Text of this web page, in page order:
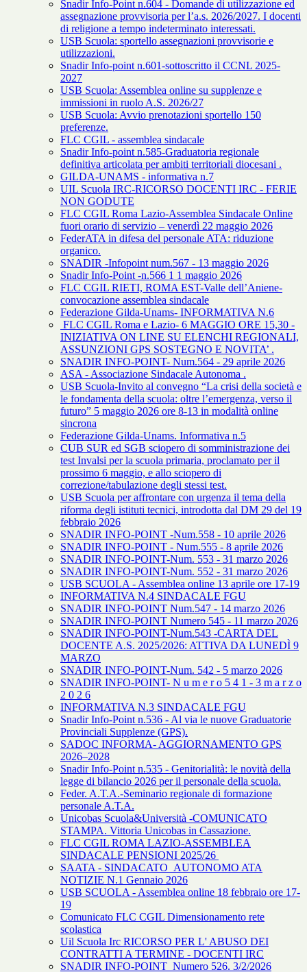
Snadir Info-Point n.604 - Domande di utilizzazione ed
assegnazione provvisoria per l’a.s. 2026/2027. I docenti
di religione a tempo indeterminato interessati.
USB Scuola: sportello assegnazioni provvisorie e
utilizzazioni.
Snadir Info-point n.601-sottoscritto il CCNL 2025-
2027
USB Scuola: Assemblea online su supplenze e
immissioni in ruolo A.S. 2026/27
USB Scuola: Avvio prenotazioni sportello 150
preferenze.
FLC CGIL - assemblea sindacale
Snadir Info-point n.585-Graduatoria regionale
definitiva articolata per ambiti territoriali diocesani .
GILDA-UNAMS - informativa n.7
UIL Scuola IRC-RICORSO DOCENTI IRC - FERIE
NON GODUTE
FLC CGIL Roma Lazio-Assemblea Sindacale Online
fuori orario di servizio – venerdì 22 maggio 2026
FederATA in difesa del personale ATA: riduzione
organico.
SNADIR -Infopoint num.567 - 13 maggio 2026
Snadir Info-Point -n.566 1 1 maggio 2026
FLC CGIL RIETI, ROMA EST-Valle dell’Aniene-
convocazione assemblea sindacale
Federazione Gilda-Unams- INFORMATIVA N.6
FLC CGIL Roma e Lazio- 6 MAGGIO ORE 15,30 -
INIZIATIVA ON LINE SU ELENCHI REGIONALI,
ASSUNZIONI GPS SOSTEGNO E NOVITA’ .
SNADIR INFO-POINT- Num.564 - 29 aprile 2026
ASA - Associazione Sindacale Autonoma .
USB Scuola-Invito al convegno “La crisi della società e
le fondamenta della scuola: oltre l’emergenza, verso il
futuro” 5 maggio 2026 ore 8-13 in modalità online
sincrona
Federazione Gilda-Unams. Informativa n.5
CUB SUR ed SGB sciopero di somministrazione dei
test Invalsi per la scuola primaria, proclamato per il
prossimo 6 maggio, e allo sciopero di
correzione/tabulazione degli stessi test.
USB Scuola per affrontare con urgenza il tema della
riforma degli istituti tecnici, introdotta dal DM 29 del 19
febbraio 2026
SNADIR INFO-POINT -Num.558 - 10 aprile 2026
SNADIR INFO-POINT - Num.555 - 8 aprile 2026
SNADIR INFO-POINT-Num. 553 - 31 marzo 2026
SNADIR INFO-POINT-Num. 552 - 31 marzo 2026
USB SCUOLA - Assemblea online 13 aprile ore 17-19
INFORMATIVA N.4 SINDACALE FGU
SNADIR INFO-POINT Num.547 - 14 marzo 2026
SNADIR INFO-POINT Numero 545 - 11 marzo 2026
SNADIR INFO-POINT-Num.543 -CARTA DEL
DOCENTE A.S. 2025/2026: ATTIVA DA LUNEDÌ 9
MARZO
SNADIR INFO-POINT-Num. 542 - 5 marzo 2026
SNADIR INFO-POINT- N u m e r o 5 4 1 - 3 m a r z o
2 0 2 6
INFORMATIVA N.3 SINDACALE FGU
Snadir Info-Point n.536 - Al via le nuove Graduatorie
Provinciali Supplenze (GPS).
SADOC INFORMA- AGGIORNAMENTO GPS
2026–2028
Snadir Info-Point n.535 - Genitorialità: le novità della
legge di bilancio 2026 per il personale della scuola.
Feder. A.T.A.-Seminario regionale di formazione
personale A.T.A.
Unicobas Scuola&Università -COMUNICATO
STAMPA. Vittoria Unicobas in Cassazione.
FLC CGIL ROMA LAZIO-ASSEMBLEA
SINDACALE PENSIONI 2025/26
SAATA - SINDACATO AUTONOMO ATA
NOTIZIE N.1 Gennaio 2026
USB SCUOLA - Assemblea online 18 febbraio ore 17-
19
Comunicato FLC CGIL Dimensionamento rete
scolastica
Uil Scuola Irc RICORSO PER L' ABUSO DEI
CONTRATTI A TERMINE - DOCENTI IRC
SNADIR INFO-POINT Numero 526. 3/2/2026